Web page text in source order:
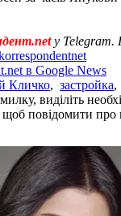
у Telegram.
в Google News
Кличко, застройка,
виділіть
щоб повідомити про